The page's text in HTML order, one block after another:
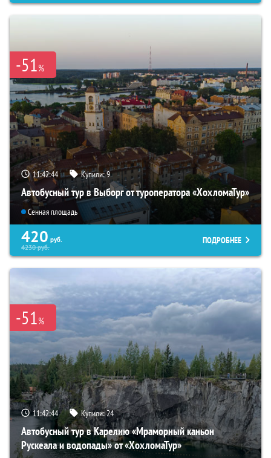
-51%
11:42:43 Купили:9
Автобусный тур в Выборг от туроператора «ХохломаТур»
Сенная площадь
420 руб.
4230руб.
ПОДРОБНЕЕ
-51%
11:42:43 Купили:24
Автобусный тур в Карелию «Мраморный каньон
Рускеала и водопады» от «ХохломаТур»